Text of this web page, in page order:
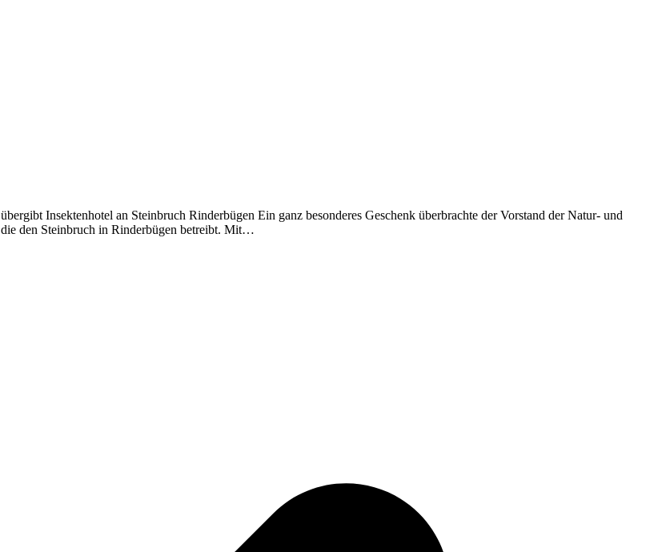
Insektenhotel an Steinbruch Rinderbügen Ein ganz besonderes Geschenk überbrachte der Vorstand der Natur- und
den Steinbruch in Rinderbügen betreibt. Mit…